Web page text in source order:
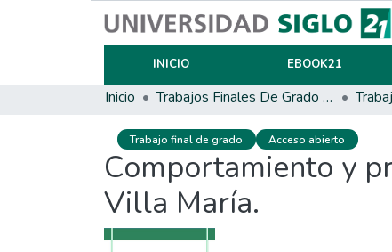
INICIO EBOOK21
Inicio Trabajos Finales De Grado Y Posgrado
Trabajo final de grado Acceso abierto
Comportamiento y
Villa María.